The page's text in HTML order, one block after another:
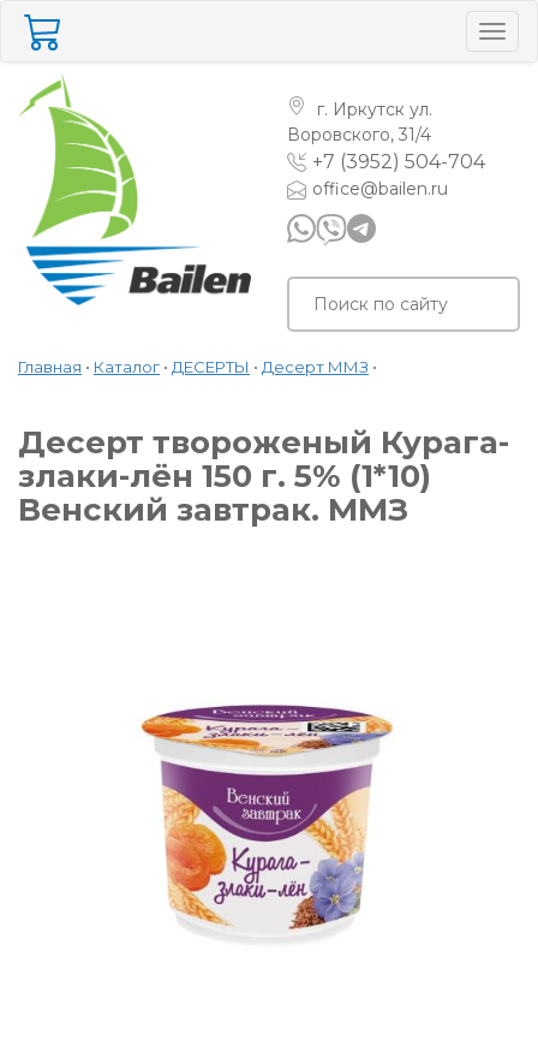
г. Иркутск ул.
Воровского, 31/4
+7 (3952) 504-704
office@bailen.ru
Главная • Каталог • ДЕСЕРТЫ • Десерт ММЗ •
Десерт твороженый Курага-
злаки-лён 150 г. 5% (1*10)
Венский завтрак. ММЗ